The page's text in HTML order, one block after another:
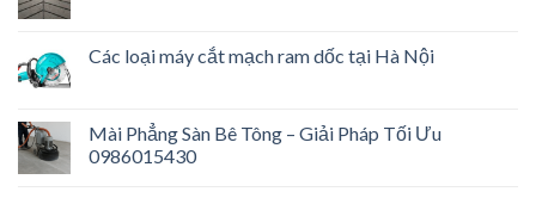
Các loại máy cắt mạch ram dốc tại Hà Nội
Mài Phẳng Sàn Bê Tông – Giải Pháp Tối Ưu
0986015430